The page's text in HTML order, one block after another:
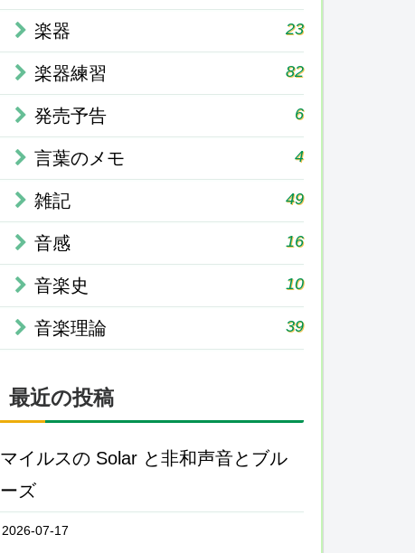
楽器 23
楽器練習 82
発売予告 6
言葉のメモ 4
雑記 49
音感 16
音楽史 10
音楽理論 39
最近の投稿
マイルスの Solar と非和声音とブル
ーズ
2026-07-17